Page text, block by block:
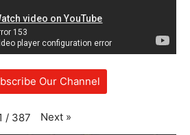
Our Channel
/ 387 Next »